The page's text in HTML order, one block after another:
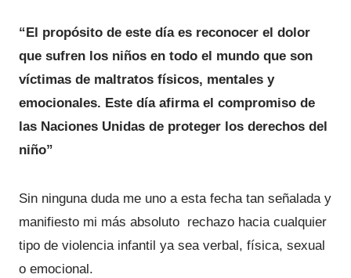
“El propósito de este día es reconocer el dolor
que sufren los niños en todo el mundo que son
víctimas de maltratos físicos, mentales y
emocionales. Este día afirma el compromiso de
las Naciones Unidas de proteger los derechos del
niño”
Sin ninguna duda me uno a esta fecha tan señalada y
manifiesto mi más absoluto rechazo hacia cualquier
tipo de violencia infantil ya sea verbal, física, sexual
o emocional.